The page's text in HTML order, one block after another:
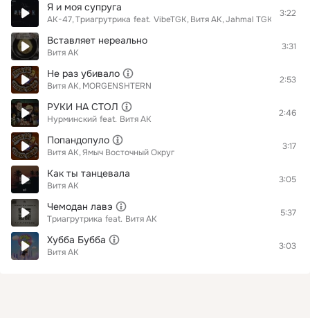
Я и моя супруга
АК-47 Триагрутрика feat. VibeTGK Витя АК Jahmal TGK
3:22
Вставляет нереально
Витя АК
3:31
Не раз убивало
Витя АК MORGENSHTERN
2:53
РУКИ НА СТОЛ
Нурминский feat. Витя АК
2:46
Попандопуло
Витя АК Ямыч Восточный Округ
3:17
Как ты танцевала
Витя АК
3:05
Чемодан лавэ
Триагрутрика feat. Витя АК
5:37
Хубба Бубба
Витя АК
3:03